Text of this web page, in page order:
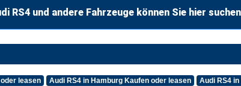
RS4 und andere Fahrzeuge können Sie hier suchen
leasen Audi RS4 in Hamburg Kaufen oder leasen Audi RS4